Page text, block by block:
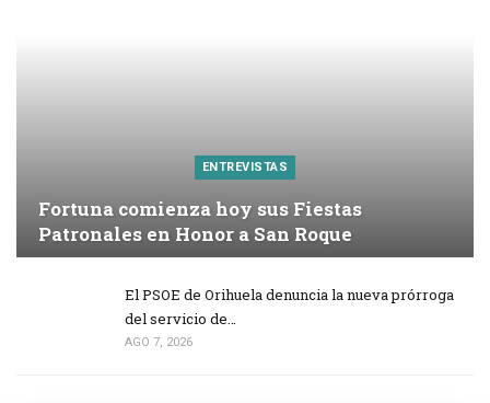
ENTREVISTAS
Fortuna comienza hoy sus Fiestas
Patronales en Honor a San Roque
El PSOE de Orihuela denuncia la nueva prórroga
del servicio de…
AGO 7, 2026